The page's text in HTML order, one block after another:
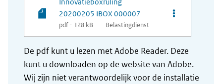
20200205 IBOX 000007
pdf - 128 kB Belastingdienst
Opties van
De pdf kunt u lezen met Adobe Reader. Deze
kunt u downloaden op de website van Adobe.
Wij zijn niet verantwoordelijk voor de installatie